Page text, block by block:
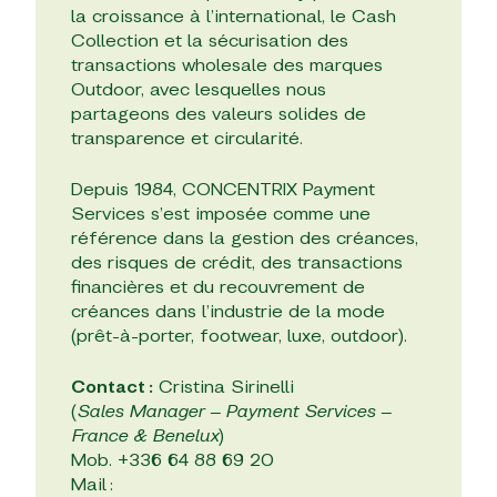
la croissance à l’international, le Cash
Collection et la sécurisation des
transactions wholesale des marques
Outdoor, avec lesquelles nous
partageons des valeurs solides de
transparence et circularité.
Depuis 1984, CONCENTRIX Payment
Services s’est imposée comme une
référence dans la gestion des créances,
des risques de crédit, des transactions
financières et du recouvrement de
créances dans l’industrie de la mode
(prêt-à-porter, footwear, luxe, outdoor).
Contact : Cristina Sirinelli
(Sales Manager – Payment Services –
France & Benelux)
Mob. +336 64 88 69 20
Mail :